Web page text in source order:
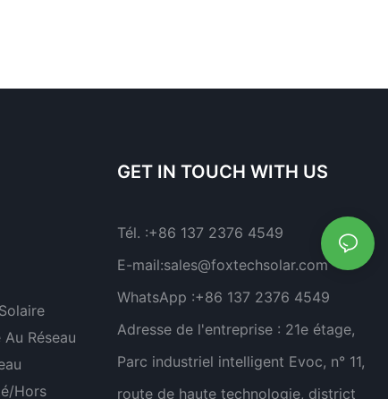
Réseau
hors
GET IN TOUCH WITH US
Tél. :+86 137 2376 4549
E-mail:sales@foxtechsolar.com
WhatsApp :+86 137 2376 4549
Adresse de l'entreprise : 21e étage,
Parc industriel intelligent Evoc, n° 11,
route de haute technologie, district